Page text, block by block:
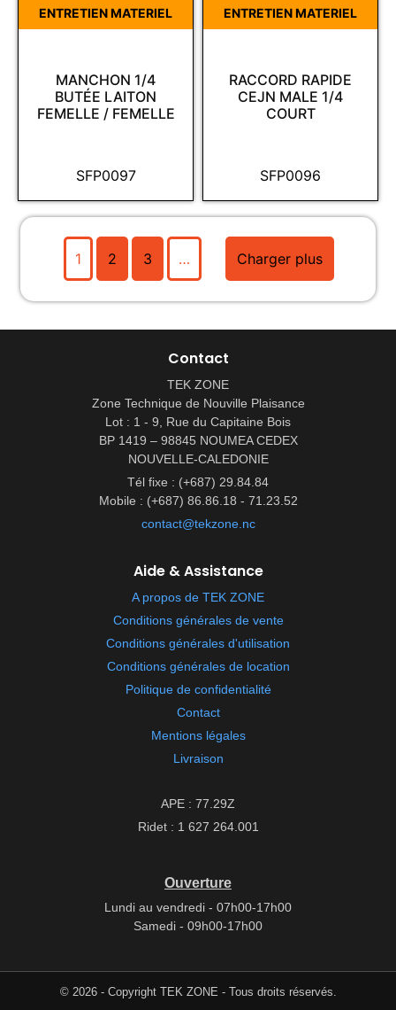
SFP0097
MANCHON 1/4
BUTÉE LAITON
FEMELLE / FEMELLE
ENTRETIEN MATERIEL
SFP0096
RACCORD RAPIDE
CEJN MALE 1/4
COURT
ENTRETIEN MATERIEL
1 2 3 … Charger plus
Contact
TEK ZONE
Zone Technique de Nouville Plaisance
Lot : 1 - 9, Rue du Capitaine Bois
BP 1419 – 98845 NOUMEA CEDEX
NOUVELLE-CALEDONIE
Tél fixe : (+687) 29.84.84
Mobile : (+687) 86.86.18 - 71.23.52
contact@tekzone.nc
Aide & Assistance
A propos de TEK ZONE
Conditions générales de vente
Conditions générales d'utilisation
Conditions générales de location
Politique de confidentialité
Contact
Mentions légales
Livraison
APE : 77.29Z
Ridet : 1 627 264.001
Ouverture
Lundi au vendredi - 07h00-17h00
Samedi - 09h00-17h00
© 2026 - Copyright TEK ZONE - Tous droits réservés.